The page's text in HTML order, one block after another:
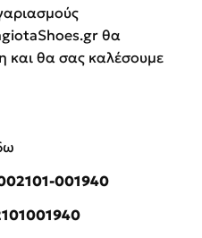
θα
και θα σας καλέσουμε
001940